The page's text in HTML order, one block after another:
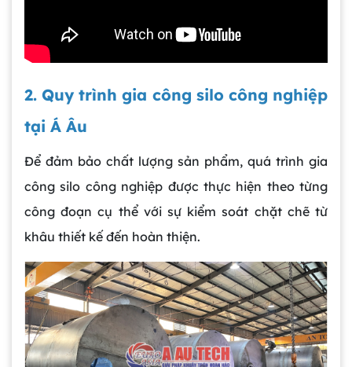
2. Quy trình gia công silo công nghiệp
tại Á Âu
Để đảm bảo chất lượng sản phẩm, quá trình gia
công silo công nghiệp được thực hiện theo từng
công đoạn cụ thể với sự kiểm soát chặt chẽ từ
khâu thiết kế đến hoàn thiện.